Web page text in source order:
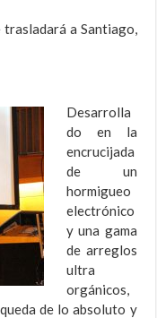
trasladará a Santiago,
Desarrolla
do en la
encrucijada
de un
hormigueo
electrónico
y una gama
de arreglos
ultra
orgánicos,
de lo absoluto y